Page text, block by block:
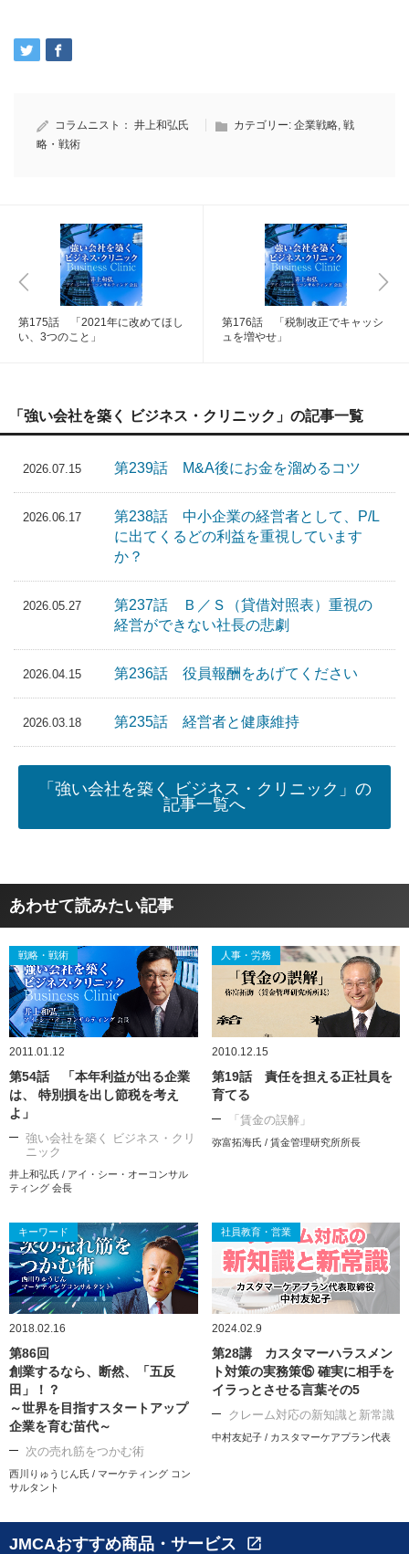
コラムニスト： 井上和弘氏 カテゴリー: 企業戦略 戦
略・戦術
第175話 「2021年に改めてほし
い、3つのこと」
第176話 「税制改正でキャッシ
ュを増やせ」
「強い会社を築く ビジネス・クリニック」の記事一覧
2026.07.15 第239話 M&A後にお金を溜めるコツ
2026.06.17
第238話 中小企業の経営者として、P/L
に出てくるどの利益を重視しています
か？
2026.05.27
第237話 Ｂ／Ｓ（貸借対照表）重視の
経営ができない社長の悲劇
2026.04.15 第236話 役員報酬をあげてください
2026.03.18 第235話 経営者と健康維持
「強い会社を築く ビジネス・クリニック」の
記事一覧へ
あわせて読みたい記事
戦略・戦術
2011.01.12
第54話 「本年利益が出る企業
は、 特別損を出し節税を考え
よ」
強い会社を築く ビジネス・クリ
ニック
井上和弘氏 / アイ・シー・オーコンサル
ティング 会長
人事・労務
2010.12.15
第19話 責任を担える正社員を
育てる
「賃金の誤解」
弥富拓海氏 / 賃金管理研究所所長
キーワード
2018.02.16
第86回
創業するなら、断然、「五反
田」！？
～世界を目指すスタートアップ
企業を育む苗代～
次の売れ筋をつかむ術
西川りゅうじん氏 / マーケティング コン
サルタント
社員教育・営業
2024.02.9
第28講 カスタマーハラスメン
ト対策の実務策⑮ 確実に相手を
イラっとさせる言葉その5
クレーム対応の新知識と新常識
中村友妃子 / カスタマーケアプラン代表
JMCAおすすめ商品・サービス open_in_new